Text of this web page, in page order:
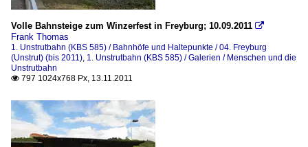
Volle Bahnsteige zum Winzerfest in Freyburg; 10.09.2011 
Frank Thomas
1. Unstrutbahn (KBS 585) / Bahnhöfe und Haltepunkte / 04. Freyburg
(Unstrut) (bis 2011), 1. Unstrutbahn (KBS 585) / Galerien / Menschen und die
Unstrutbahn
 797 1024x768 Px, 13.11.2011